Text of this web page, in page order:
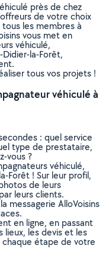
près de chez
de votre choix
les membres à
vous met en
véhiculé,
la-Forêt,
tous vos projets !
véhiculé à
: quel service
type de prestataire,
vous ?
véhiculé,
Forêt ! Sur leur profil,
de leurs
leurs clients.
messagerie AlloVoisins
en ligne, en passant
lieux, les devis et les
chaque étape de votre